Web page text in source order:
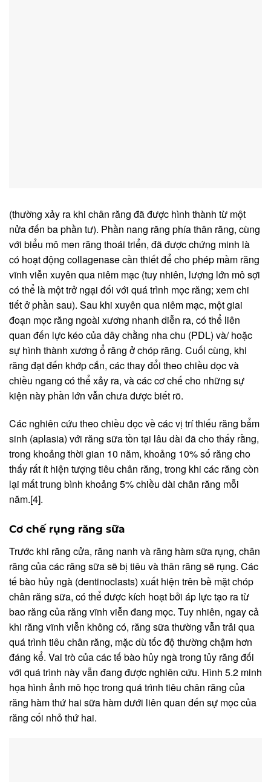
(thường xảy ra khi chân răng đã được hình thành từ một
nửa đến ba phần tư). Phần nang răng phía thân răng, cùng
với biểu mô men răng thoái triển, đã được chứng minh là
có hoạt động collagenase cần thiết để cho phép mầm răng
vĩnh viễn xuyên qua niêm mạc (tuy nhiên, lượng lớn mô sợi
có thể là một trở ngại đối với quá trình mọc răng; xem chi
tiết ở phần sau). Sau khi xuyên qua niêm mạc, một giai
đoạn mọc răng ngoài xương nhanh diễn ra, có thể liên
quan đến lực kéo của dây chằng nha chu (PDL) và/ hoặc
sự hình thành xương ổ răng ở chóp răng. Cuối cùng, khi
răng đạt đến khớp cắn, các thay đổi theo chiều dọc và
chiều ngang có thể xảy ra, và các cơ chế cho những sự
kiện này phần lớn vẫn chưa được biết rõ.
Các nghiên cứu theo chiều dọc về các vị trí thiếu răng bẩm
sinh (aplasia) với răng sữa tồn tại lâu dài đã cho thấy rằng,
trong khoảng thời gian 10 năm, khoảng 10% số răng cho
thấy rất ít hiện tượng tiêu chân răng, trong khi các răng còn
lại mất trung bình khoảng 5% chiều dài chân răng mỗi
năm.[4].
Cơ chế rụng răng sữa
Trước khi răng cửa, răng nanh và răng hàm sữa rụng, chân
răng của các răng sữa sẽ bị tiêu và thân răng sẽ rụng. Các
tế bào hủy ngà (dentinoclasts) xuất hiện trên bề mặt chóp
chân răng sữa, có thể được kích hoạt bởi áp lực tạo ra từ
bao răng của răng vĩnh viễn đang mọc. Tuy nhiên, ngay cả
khi răng vĩnh viễn không có, răng sữa thường vẫn trải qua
quá trình tiêu chân răng, mặc dù tốc độ thường chậm hơn
đáng kể. Vai trò của các tế bào hủy ngà trong tủy răng đối
với quá trình này vẫn đang được nghiên cứu. Hình 5.2 minh
họa hình ảnh mô học trong quá trình tiêu chân răng của
răng hàm thứ hai sữa hàm dưới liên quan đến sự mọc của
răng cối nhỏ thứ hai.